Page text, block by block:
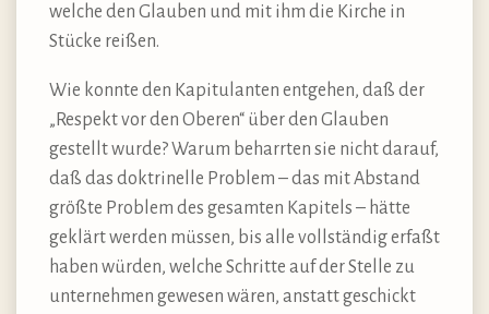
welche den Glauben und mit ihm die Kirche in
Stücke reißen.
Wie konnte den Kapitulanten entgehen, daß der
„Respekt vor den Oberen“ über den Glauben
gestellt wurde? Warum beharrten sie nicht darauf,
daß das doktrinelle Problem – das mit Abstand
größte Problem des gesamten Kapitels – hätte
geklärt werden müssen, bis alle vollständig erfaßt
haben würden, welche Schritte auf der Stelle zu
unternehmen gewesen wären, anstatt geschickt